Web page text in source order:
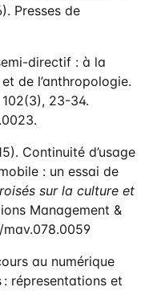
Presses de
directif : à la
de l’anthropologie.
102(3), 23-34.
Continuité d’usage
: un essai de
sur la culture et
Management &
au numérique
répresentations et